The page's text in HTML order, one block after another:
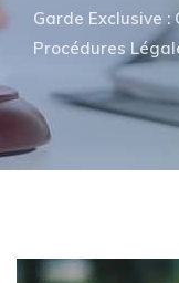
Garde Exclusive :
Procédures